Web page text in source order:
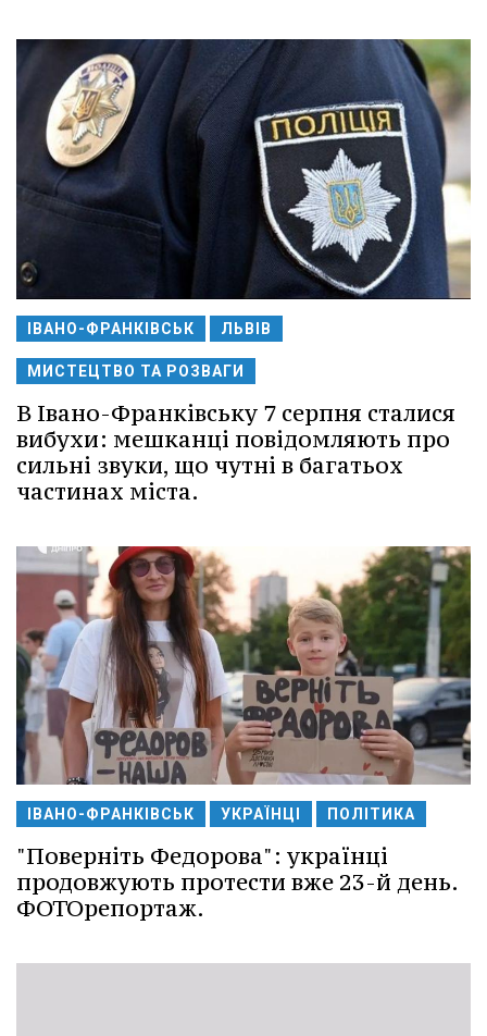
ІВАНО-ФРАНКІВСЬК ЛЬВІВ
МИСТЕЦТВО ТА РОЗВАГИ
В Івано-Франківську 7 серпня сталися
вибухи: мешканці повідомляють про
сильні звуки, що чутні в багатьох
частинах міста.
ІВАНО-ФРАНКІВСЬК УКРАЇНЦІ ПОЛІТИКА
"Поверніть Федорова": українці
продовжують протести вже 23-й день.
ФОТОрепортаж.